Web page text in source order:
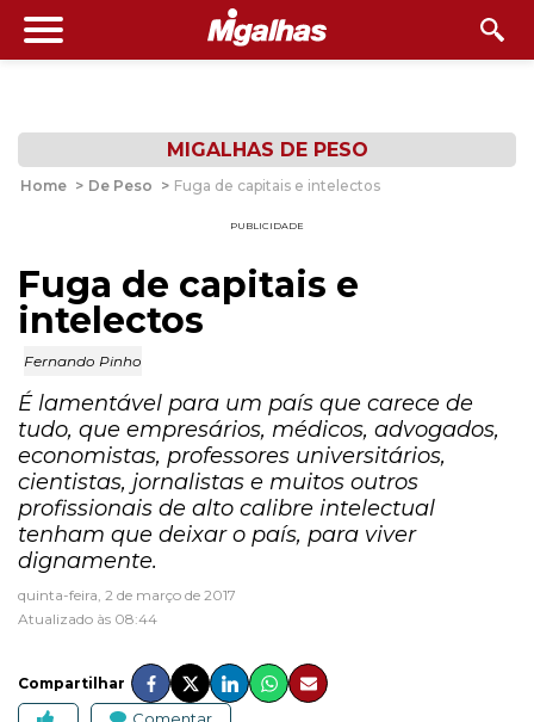
MIGALHAS DE PESO
Home > De Peso > Fuga de capitais e intelectos
PUBLICIDADE
Fuga de capitais e
intelectos
Fernando Pinho
É lamentável para um país que carece de
tudo, que empresários, médicos, advogados,
economistas, professores universitários,
cientistas, jornalistas e muitos outros
profissionais de alto calibre intelectual
tenham que deixar o país, para viver
dignamente.
quinta-feira, 2 de março de 2017
Atualizado às 08:44
Compartilhar
Comentar